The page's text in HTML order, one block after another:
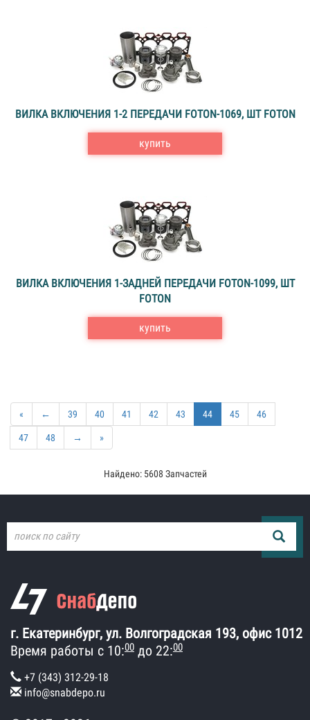
ВИЛКА ВКЛЮЧЕНИЯ 1-2 ПЕРЕДАЧИ FOTON-1069, ШТ FOTON
купить
ВИЛКА ВКЛЮЧЕНИЯ 1-ЗАДНЕЙ ПЕРЕДАЧИ FOTON-1099, ШТ
FOTON
купить
« ← 39 40 41 42 43 44 45 46
47 48 → »
Найдено: 5608 Запчастей
г. Екатеринбург, ул. Волгоградская 193, офис 1012
Время работы с 10:00 до 22:00
+7 (343) 312-29-18
info@snabdepo.ru